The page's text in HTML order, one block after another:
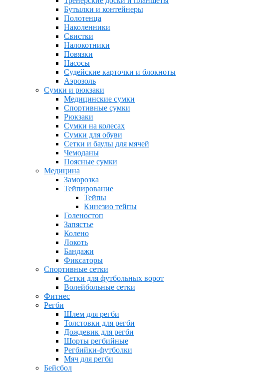
Бутылки и контейнеры
Полотенца
Наколенники
Свистки
Налокотники
Повязки
Насосы
Судейские карточки и блокноты
Аэрозоль
Сумки и рюкзаки
Медицинские сумки
Спортивные сумки
Рюкзаки
Сумки на колесах
Сумки для обуви
Сетки и баулы для мячей
Чемоданы
Поясные сумки
Медицина
Заморозка
Тейпирование
Тейпы
Кинезио тейпы
Голеностоп
Запястье
Колено
Локоть
Бандажи
Фиксаторы
Спортивные сетки
Сетки для футбольных ворот
Волейбольные сетки
Фитнес
Регби
Шлем для регби
Толстовки для регби
Дождевик для регби
Шорты регбийные
Регбийки-футболки
Мяч для регби
Бейсбол